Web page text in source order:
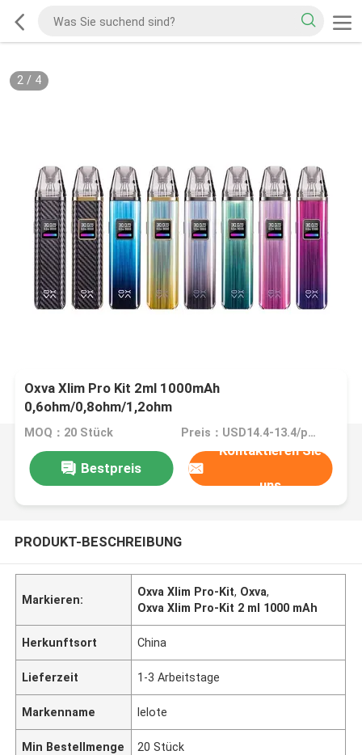
2/ 4
Oxva Xlim Pro Kit 2ml 1000mAh
0,6ohm/0,8ohm/1,2ohm
MOQ：20 Stück Preis：USD14.4-13.4/pack
Bestpreis
Kontaktieren Sie
uns
PRODUKT-BESCHREIBUNG
Markieren:
Oxva Xlim Pro-Kit, Oxva,
Oxva Xlim Pro-Kit 2 ml 1000 mAh
Herkunftsort China
Lieferzeit 1-3 Arbeitstage
Markenname lelote
Min Bestellmenge 20 Stück